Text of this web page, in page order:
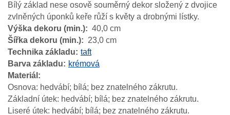
Bílý základ nese osově souměrný dekor složený z dvojice
zvlněných úponků keře růží s květy a drobnými lístky.
Výška dekoru (min.)
40,0 cm
Šířka dekoru (min.)
23,0 cm
Technika základu
taft
Barva základu
krémová
Materiál
Osnova: hedvábí; bílá; bez znatelného zákrutu.
Základní útek: hedvábí; bílá; bez znatelného zákrutu.
Liseré útek: hedvábí; bílá; bez znatelného zákrutu.